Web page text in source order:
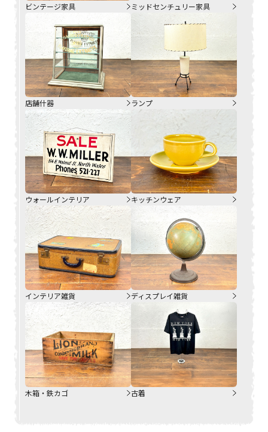
ビンテージ家具 ミッドセンチュリー家具
店舗什器 ランプ
ウォールインテリア キッチンウェア
インテリア雑貨 ディスプレイ雑貨
木箱・鉄カゴ 古着